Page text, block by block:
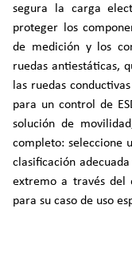
segura la carga
proteger los
de medición y los
ruedas antiestáticas,
las ruedas
para un control de
solución de
completo: seleccione
clasificación
extremo a través del
para su caso de uso